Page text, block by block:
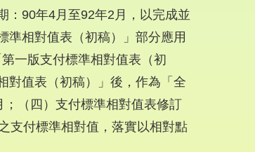
：90年4月至92年2月，以完成並
準相對值表（初稿）」部分應用
一版支付標準相對值表（初
對值表（初稿）」後，作為「全
（四）支付標準相對值表修訂
支付標準相對值，落實以相對點